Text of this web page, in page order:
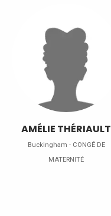
AMÉLIE THÉRIAULT
Buckingham - CONGÉ DE
MATERNITÉ